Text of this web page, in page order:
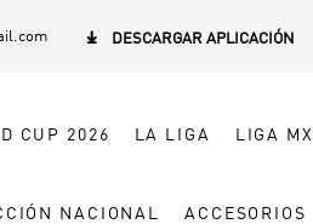
 DESCARGAR APLICACIÓN
CUP 2026 LA LIGA LIGA MX
NACIONAL ACCESORIOS